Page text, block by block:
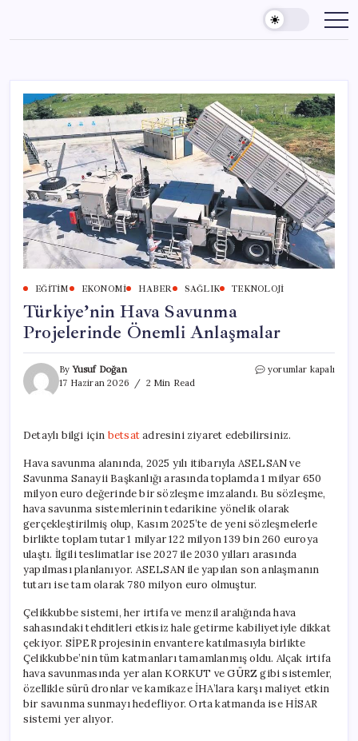
content
EĞITIM EKONOMI HABER SAĞLIK TEKNOLOJI
Türkiye’nin Hava Savunma
Projelerinde Önemli Anlaşmalar
ByYusuf Doğan
17 Haziran 2026
2 Min Read
Türkiye’nin
Anlaşmalar
yorumlar kapalı
Detaylı bilgi için betsatadresini ziyaret edebilirsiniz.
Hava savunma alanında, 2025 yılı itibarıyla ASELSAN ve
Savunma Sanayii Başkanlığı arasında toplamda 1 milyar 650
milyon euro değerinde bir sözleşme imzalandı. Bu sözleşme,
hava savunma sistemlerinin tedarikine yönelik olarak
gerçekleştirilmiş olup, Kasım 2025’te de yeni sözleşmelerle
birlikte toplam tutar 1 milyar 122 milyon 139 bin 260 euroya
ulaştı. İlgili teslimatlar ise 2027 ile 2030 yılları arasında
yapılması planlanıyor. ASELSAN ile yapılan son anlaşmanın
tutarı ise tam olarak 780 milyon euro olmuştur.
Çelikkubbe sistemi, her irtifa ve menzil aralığında hava
sahasındaki tehditleri etkisiz hale getirme kabiliyetiyle dikkat
çekiyor. SİPER projesinin envantere katılmasıyla birlikte
Çelikkubbe’nin tüm katmanları tamamlanmış oldu. Alçak irtifa
hava savunmasında yer alan KORKUT ve GÜRZ gibi sistemler,
özellikle sürü dronlar ve kamikaze İHA’lara karşı maliyet etkin
bir savunma sunmayı hedefliyor. Orta katmanda ise HİSAR
sistemi yer alıyor.